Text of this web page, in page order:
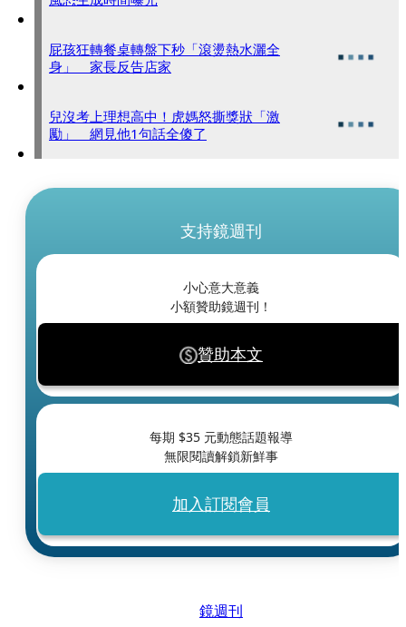
屁孩狂轉餐桌轉盤下秒「滾燙熱水灑全
身」 家長反告店家
兒沒考上理想高中！虎媽怒撕獎狀「激
勵」 網見他1句話全傻了
支持鏡週刊
小心意大意義
小額贊助鏡週刊！
贊助本文
每期 $35 元動態話題報導
無限閱讀解鎖新鮮事
加入訂閱會員
鏡週刊